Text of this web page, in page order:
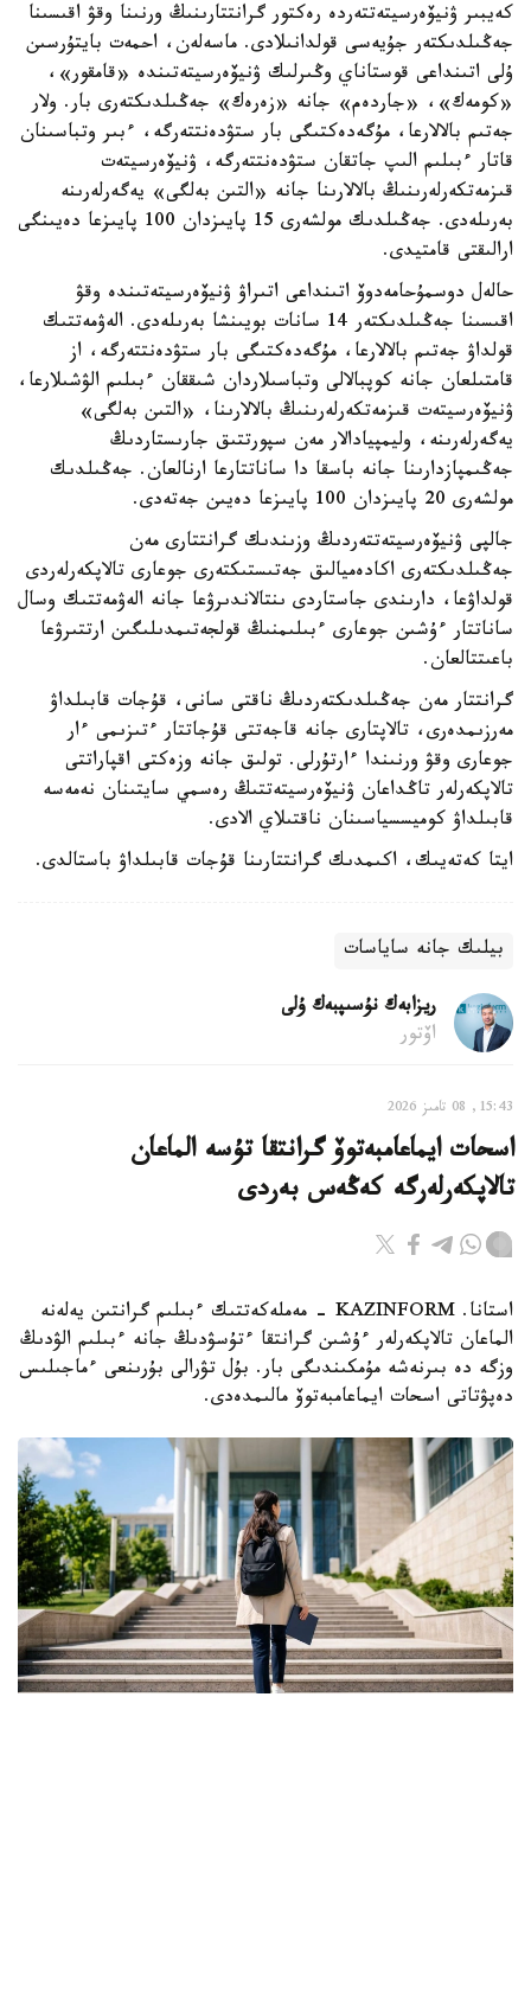
كەيبىر ۋنيۆەرسيتەتتەردە رەكتور گرانتتارىنىڭ ورنىنا وقۋ اقىسىنا
جەڭىلدىكتەر جۇيەسى قولدانىلادى. ماسەلەن، احمەت بايتۇرسىن
ۇلى اتىنداعى قوستاناي وڭىرلىك ۋنيۆەرسيتەتىندە «قامقور»،
«كومەك»، «جاردەم» جانە «زەرەك» جەڭىلدىكتەرى بار. ولار
جەتىم بالالارعا، مۇگەدەكتىگى بار ستۋدەنتتەرگە، ءبىر وتباسىنان
قاتار ءبىلىم الىپ جاتقان ستۋدەنتتەرگە، ۋنيۆەرسيتەت
قىزمەتكەرلەرىنىڭ بالالارىنا جانە «التىن بەلگى» يەگەرلەرىنە
بەرىلەدى. جەڭىلدىك مولشەرى 15 پايىزدان 100 پايىزعا دەيىنگى
ارالىقتى قامتيدى.
حالەل دوسمۇحامەدوۆ اتىنداعى اتىراۋ ۋنيۆەرسيتەتىندە وقۋ
اقىسىنا جەڭىلدىكتەر 14 سانات بويىنشا بەرىلەدى. الەۋمەتتىك
قولداۋ جەتىم بالالارعا، مۇگەدەكتىگى بار ستۋدەنتتەرگە، از
قامتىلعان جانە كوپبالالى وتباسىلاردان شىققان ءبىلىم الۋشىلارعا،
ۋنيۆەرسيتەت قىزمەتكەرلەرىنىڭ بالالارىنا، «التىن بەلگى»
يەگەرلەرىنە، وليمپيادالار مەن سپورتتىق جارىستاردىڭ
جەڭىمپازدارىنا جانە باسقا دا ساناتتارعا ارنالعان. جەڭىلدىك
مولشەرى 20 پايىزدان 100 پايىزعا دەيىن جەتەدى.
جالپى ۋنيۆەرسيتەتتەردىڭ وزىندىك گرانتتارى مەن
جەڭىلدىكتەرى اكادەميالىق جەتىستىكتەرى جوعارى تالاپكەرلەردى
قولداۋعا، دارىندى جاستاردى ىنتالاندىرۋعا جانە الەۋمەتتىك وسال
ساناتتار ءۇشىن جوعارى ءبىلىمنىڭ قولجەتىمدىلىگىن ارتتىرۋعا
باعىتتالعان.
گرانتتار مەن جەڭىلدىكتەردىڭ ناقتى سانى، قۇجات قابىلداۋ
مەرزىمدەرى، تالاپتارى جانە قاجەتتى قۇجاتتار ءتىزىمى ءار
جوعارى وقۋ ورنىندا ءارتۇرلى. تولىق جانە وزەكتى اقپاراتتى
تالاپكەرلەر تاڭداعان ۋنيۆەرسيتەتتىڭ رەسمي سايتىنان نەمەسە
قابىلداۋ كوميسسياسىنان ناقتىلاي الادى.
ايتا كەتەيىك، اكىمدىك گرانتتارىنا قۇجات قابىلداۋ باستالدى.
بيلىك جانە ساياسات
ريزابەك نۇسىپبەك ۇلى
اۆتور
15:43, 08 تامىز 2026
اسحات ايماعامبەتوۆ گرانتقا تۇسە الماعان
تالاپكەرلەرگە كەڭەس بەردى
استانا. KAZINFORM - مەملەكەتتىك ءبىلىم گرانتىن يەلەنە
الماعان تالاپكەرلەر ءۇشىن گرانتقا ءتۇسۋدىڭ جانە ءبىلىم الۋدىڭ
وزگە دە بىرنەشە مۇمكىندىگى بار. بۇل تۋرالى بۇرىنعى ءماجىلىس
دەپۋتاتى اسحات ايماعامبەتوۆ مالىمدەدى.